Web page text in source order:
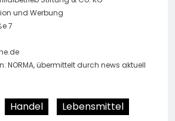
und Werbung
7
NORMA, übermittelt durch news aktuell
Handel
Lebensmittel